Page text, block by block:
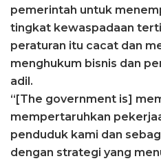
pemerintah untuk
tingkat kewaspadaan
peraturan itu cacat dan
menghukum bisnis dan
adil.
“[The government is]
mempertaruhkan
penduduk kami dan
dengan strategi yang